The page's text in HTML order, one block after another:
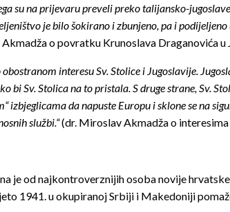
su na prijevaru preveli preko talijansko-
je bilo šokirano i zbunjeno, pa i
o povratku Krunoslava Draganovića u
interesu Sv. Stolice i Jugoslavije.
bi Sv. Stolica na to pristala. S druge strane, Sv.
da napuste Europu i sklone se na
službi.“(dr. Miroslav Akmadža o
je od najkontroverznijih osoba novije
1941. u okupiranoj Srbiji i Makedoniji